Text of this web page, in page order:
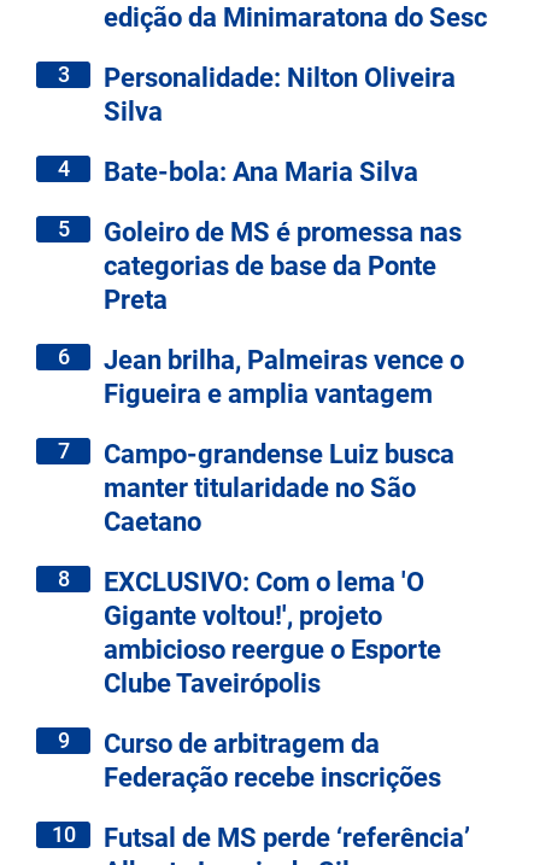
edição da Minimaratona do Sesc
3
Personalidade: Nilton Oliveira
Silva
4 Bate-bola: Ana Maria Silva
5
Goleiro de MS é promessa nas
categorias de base da Ponte
Preta
6
Jean brilha, Palmeiras vence o
Figueira e amplia vantagem
7
Campo-grandense Luiz busca
manter titularidade no São
Caetano
8
EXCLUSIVO: Com o lema 'O
Gigante voltou!', projeto
ambicioso reergue o Esporte
Clube Taveirópolis
9
Curso de arbitragem da
Federação recebe inscrições
10
Futsal de MS perde ‘referência’